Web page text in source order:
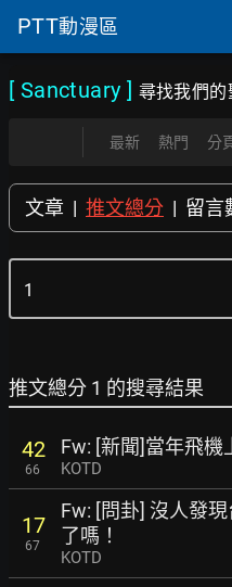
PTT動漫區
[ Sanctuary ] 尋找我們的
最新 熱門 分
文章 | 推文總分 | 留言
推文總分 1 的搜尋結果
42
66
Fw: [新聞]當年飛
KOTD
17
67
Fw: [問卦] 沒人發
了嗎！
KOTD